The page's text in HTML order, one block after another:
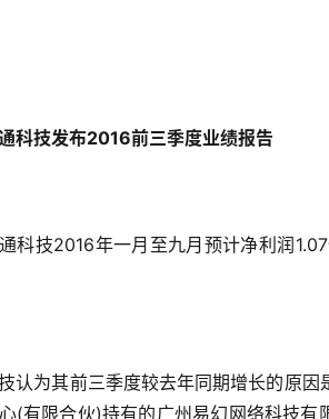
科技发布2016前三季度业绩报告
科技2016年一月至九月预计净利润
认为其前三季度较去年同期增长的原
(有限合伙)持有的广州易幻网络科技